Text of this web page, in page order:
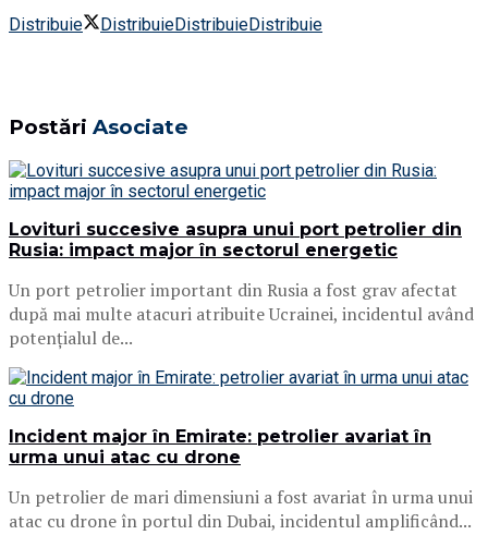
Distribuie DistribuieDistribuieDistribuie
Postări Asociate
Lovituri succesive asupra unui port petrolier din
Rusia: impact major în sectorul energetic
Un port petrolier important din Rusia a fost grav afectat
după mai multe atacuri atribuite Ucrainei, incidentul având
potențialul de...
Incident major în Emirate: petrolier avariat în
urma unui atac cu drone
Un petrolier de mari dimensiuni a fost avariat în urma unui
atac cu drone în portul din Dubai, incidentul amplificând...